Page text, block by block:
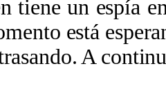
tiene un espía
está
A